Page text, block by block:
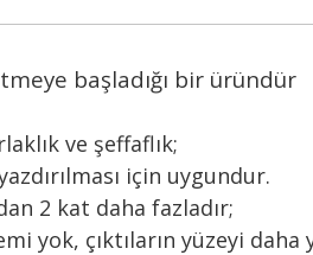
başladığı bir üründür
ve şeffaflık;
için uygundur.
2 kat daha fazladır;
yok, çıktıların yüzeyi daha